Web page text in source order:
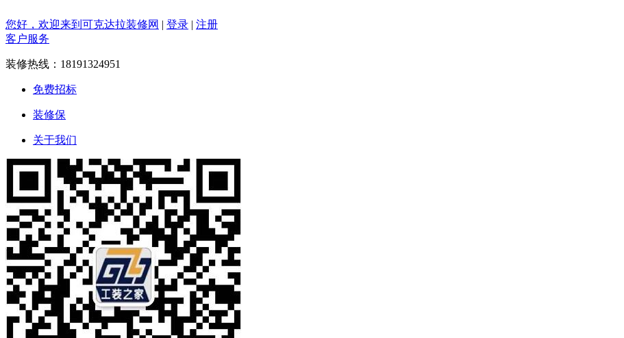
您好，欢迎来到可克达拉装修网 | 登录 | 注册
客户服务
装修热线： 18191324951
免费招标
装修保
关于我们